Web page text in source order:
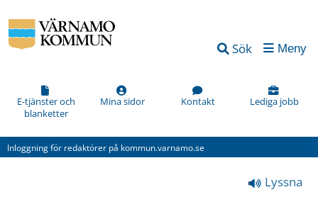
Sök Meny
E-tjänster och
blanketter
Mina sidor Kontakt Lediga jobb
Inloggning för redaktörer på kommun.varnamo.se
Lyssna
Vad
kan
förbättra
den
här